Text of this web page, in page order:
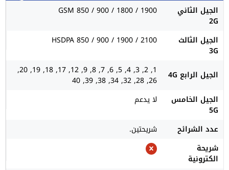
الجيل الثاني
2G
GSM 850 / 900 / 1800 / 1900
الجيل الثالث
3G
HSDPA 850 / 900 / 1900 / 2100
الجيل الرابع 4G 1, 2, 3, 4, 5, 6, 7, 8, 9, 12, 17, 18, 19, 20,
26, 28, 32, 34, 38, 39, 40
الجيل الخامس
5G
لا يدعم
عدد الشرائح
شريحتين.
شريحة
الكترونية